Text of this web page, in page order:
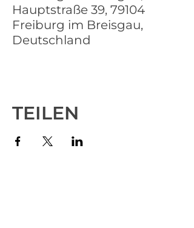
Hauptstraße 39, 79104
Freiburg im Breisgau,
Deutschland
TEILEN